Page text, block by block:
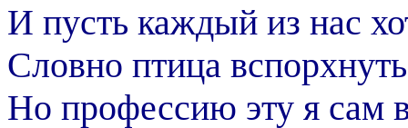
И пусть каждый из нас
Словно птица
Но профессию эту я сам